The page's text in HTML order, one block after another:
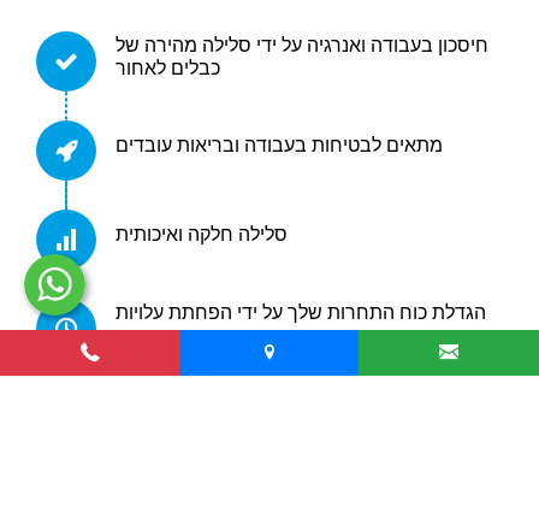
חיסכון בעבודה ואנרגיה על ידי סלילה מהירה של
כבלים לאחור
מתאים לבטיחות בעבודה ובריאות עובדים
סלילה חלקה ואיכותית
הגדלת כוח התחרות שלך על ידי הפחתת עלויות
הייצור